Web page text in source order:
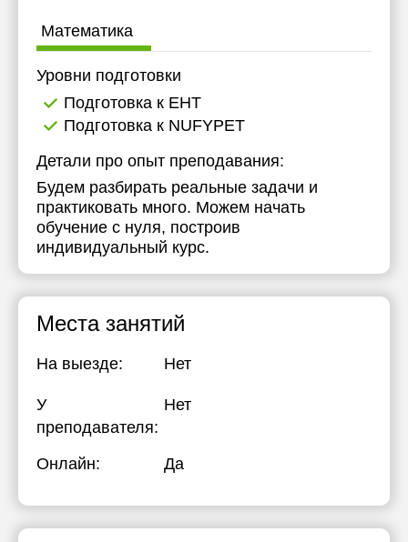
Математика
Уровни подготовки
Подготовка к ЕНТ
Подготовка к NUFYPET
Детали про опыт преподавания:
Будем разбирать реальные задачи и
практиковать много. Можем начать
обучение с нуля, построив
индивидуальный курс.
Места занятий
На выезде: Нет
У
преподавателя:
Нет
Онлайн: Да